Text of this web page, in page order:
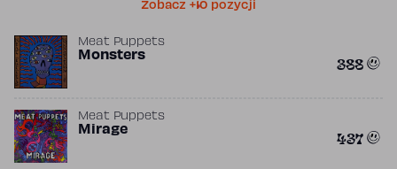
Zobacz +10 pozycji
Meat Puppets
Monsters 388
Meat Puppets
Mirage 437